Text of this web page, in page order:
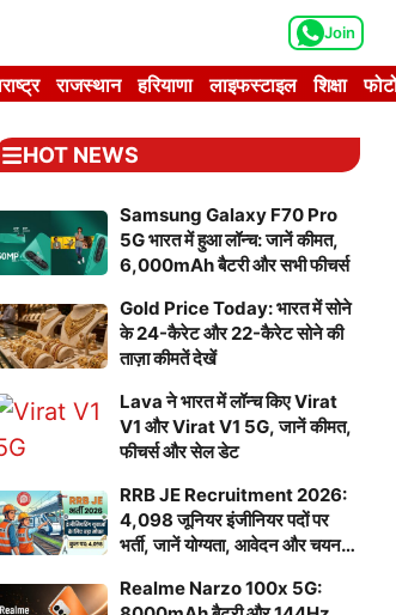
Join
राजस्थान हरियाणा लाइफस्टाइल शिक्षा
HOT NEWS
Samsung Galaxy F70 Pro
5G भारत में हुआ लॉन्च: जानें कीमत,
6,000mAh बैटरी और सभी फीचर्स
Gold Price Today: भारत में सोने
के 24-कैरेट और 22-कैरेट सोने की
ताज़ा कीमतें देखें
Lava ने भारत में लॉन्च किए Virat
V1 और Virat V1 5G, जानें कीमत,
फीचर्स और सेल डेट
RRB JE Recruitment 2026:
4,098 जूनियर इंजीनियर पदों पर
भर्ती, जानें योग्यता, आवेदन और चयन
Realme Narzo 100x 5G: